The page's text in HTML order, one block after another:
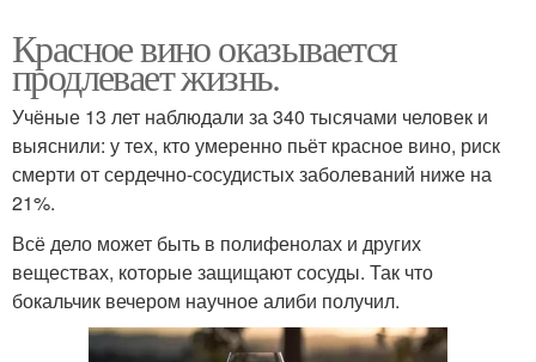
Красное вино оказывается
продлевает жизнь.
Учёные 13 лет наблюдали за 340 тысячами человек и
выяснили: у тех, кто умеренно пьёт красное вино, риск
смерти от сердечно-сосудистых заболеваний ниже на
21%.
Всё дело может быть в полифенолах и других
веществах, которые защищают сосуды. Так что
бокальчик вечером научное алиби получил.